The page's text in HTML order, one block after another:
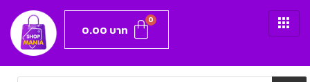
0.00 บาท